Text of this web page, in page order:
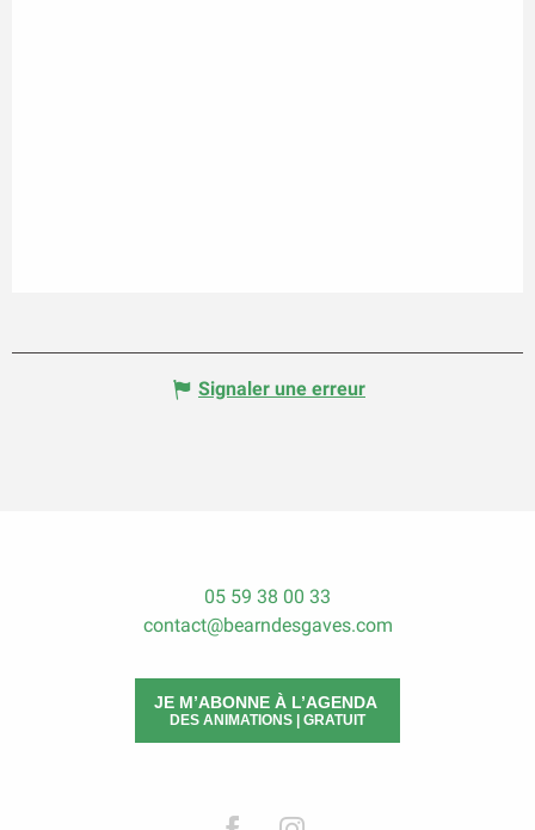
Signaler une erreur
05 59 38 00 33
contact@bearndesgaves.com
JE M’ABONNE À L’AGENDA
DES ANIMATIONS | GRATUIT